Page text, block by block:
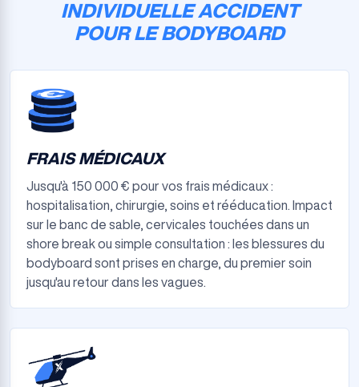
INDIVIDUELLE ACCIDENT
POUR LE BODYBOARD
FRAIS MÉDICAUX
Jusqu'à 150 000 € pour vos frais médicaux :
hospitalisation, chirurgie, soins et rééducation. Impact
sur le banc de sable, cervicales touchées dans un
shore break ou simple consultation : les blessures du
bodyboard sont prises en charge, du premier soin
jusqu'au retour dans les vagues.